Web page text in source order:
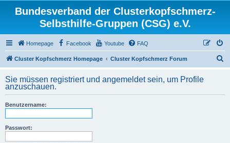
Bundesverband der Clusterkopfschmerz-
Selbsthilfe-Gruppen (CSG) e.V.
Homepage Facebook Youtube FAQ
Cluster Kopfschmerz Homepage Cluster Kopfschmerz Forum
h
Sie müssen registriert und angemeldet sein, um Profile
anzuschauen.
Benutzername:
Passwort: